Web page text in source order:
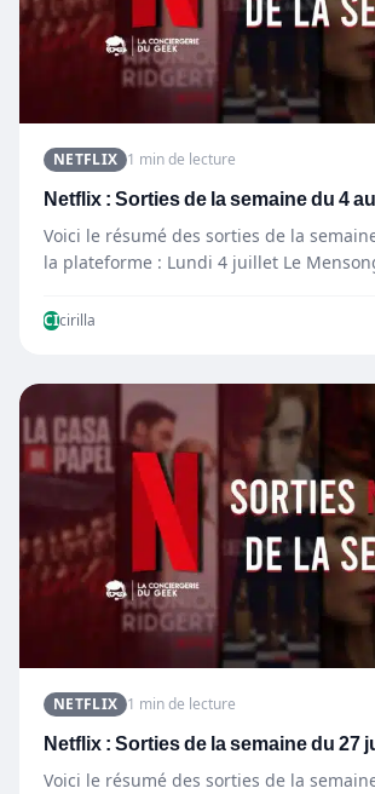
NETFLIX 1 min de lecture
Netflix : Sorties de la semaine du 4
Voici le résumé des sorties de la
la plateforme : Lundi 4 juillet Le
CIcirilla
NETFLIX 1 min de lecture
Netflix : Sorties de la semaine du 27
Voici le résumé des sorties de la